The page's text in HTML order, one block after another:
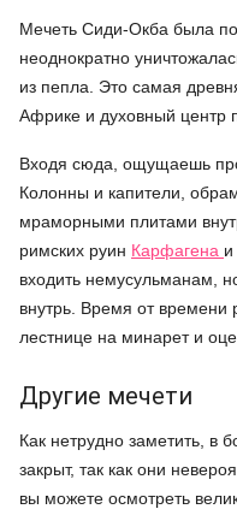
Мечеть Сиди-Окба была
неоднократно
из пепла. Это самая
Африке и духовный центр
Входя сюда, ощущаешь
Колонны и капители,
мраморными плитами
римских руин Карфагена и
входить немусульманам,
внутрь. Время от времени
лестнице на минарет и
Другие мечети
Как нетрудно заметить, в
закрыт, так как они
вы можете осмотреть